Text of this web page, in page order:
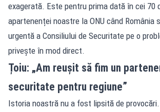
exagerată. Este pentru prima dată în cei 70
apartenenței noastre la ONU când România
urgentă a Consiliului de Securitate pe o
privește în mod direct.
Țoiu: „Am reușit să fim un
securitate pentru regiune”
Istoria noastră nu a fost lipsită de